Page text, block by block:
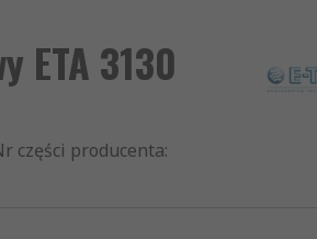
ETA 3130
części producenta: